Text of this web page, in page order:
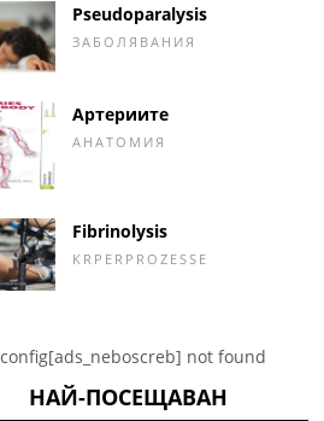
Pseudoparalysis
ЗАБОЛЯВАНИЯ
Артериите
АНАТОМИЯ
Fibrinolysis
KRPERPROZESSE
not found
НАЙ-ПОСЕЩАВАН